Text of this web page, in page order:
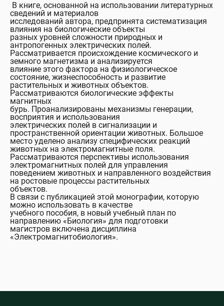
В книге, основанной на использовании литературных
сведений и материалов
исследований автора, предпринята систематизация
влияния на биологические объекты
разных уровней сложности природных и
антропогенных электрических полей.
Рассматривается происхождение космического и
земного магнетизма и анализируется
влияние этого фактора на физиологическое
состояние, жизнеспособность и развитие
растительных и животных объектов.
Рассматриваются биологические эффекты
магнитных
бурь. Проанализированы механизмы генерации,
восприятия и использования
электрических полей в сигнализации и
пространственной ориентации животных. Большое
место уделено анализу специфических реакций
животных на электромагнитные поля.
Рассматриваются перспективы использования
электромагнитных полей для управления
поведением животных и направленного воздействия
на ростовые процессы растительных
объектов.
В связи с публикацией этой монографии, которую
можно использовать в качестве
учебного пособия, в новый учебный план по
направлению «Биология» для подготовки
магистров включена дисциплина
«Электромагнитобиология».